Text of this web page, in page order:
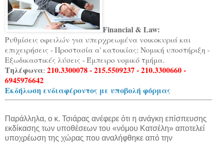
Financial & Law:
Ρυθμίσεις οφειλών για υπερχρεωμένα νοικοκυριά και
επιχειρήσεις - Προστασία α' κατοικίας: Νομική υποστήριξη -
Εξωδικαστικές λύσεις - Έμπειρο νομικό τμήμα.
Τηλέφωνα: 210.3300078 - 215.5509237 - 210.3300660 -
6945976642
Εκδήλωση ενδιαφέροντος με υποβολή φόρμας
Παράλληλα, ο κ. Τσιάρας ανέφερε ότι η ανάγκη επίσπευσης
εκδίκασης των υποθέσεων του «νόμου Κατσέλη» αποτελεί
υποχρέωση της χώρας που αναλήφθηκε από την